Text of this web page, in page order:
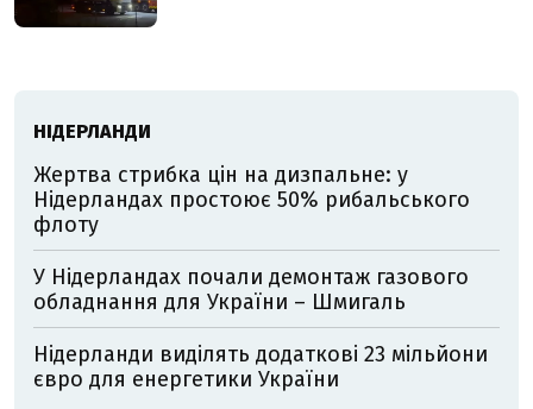
НІДЕРЛАНДИ
Жертва стрибка цін на дизпальне: у
Нідерландах простоює 50% рибальського
флоту
У Нідерландах почали демонтаж газового
обладнання для України – Шмигаль
Нідерланди виділять додаткові 23 мільйони
євро для енергетики України